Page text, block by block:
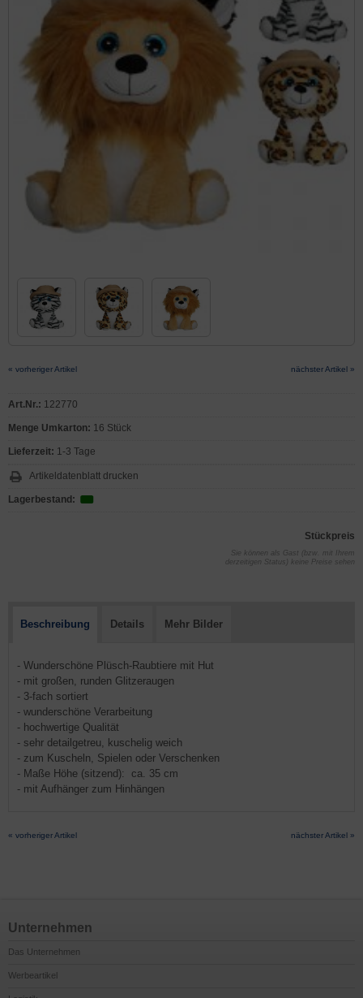
« vorheriger Artikel nächster Artikel »
Art.Nr.: 122770
Menge Umkarton: 16 Stück
Lieferzeit: 1-3 Tage
Artikeldatenblatt drucken
Lagerbestand:
Stückpreis
Sie können als Gast (bzw. mit Ihrem
derzeitigen Status) keine Preise sehen
Beschreibung Details Mehr Bilder
- Wunderschöne Plüsch-Raubtiere mit Hut
- mit großen, runden Glitzeraugen
- 3-fach sortiert
- wunderschöne Verarbeitung
- hochwertige Qualität
- sehr detailgetreu, kuschelig weich
- zum Kuscheln, Spielen oder Verschenken
- Maße Höhe (sitzend): ca. 35 cm
- mit Aufhänger zum Hinhängen
« vorheriger Artikel nächster Artikel »
Unternehmen
Das Unternehmen
Werbeartikel